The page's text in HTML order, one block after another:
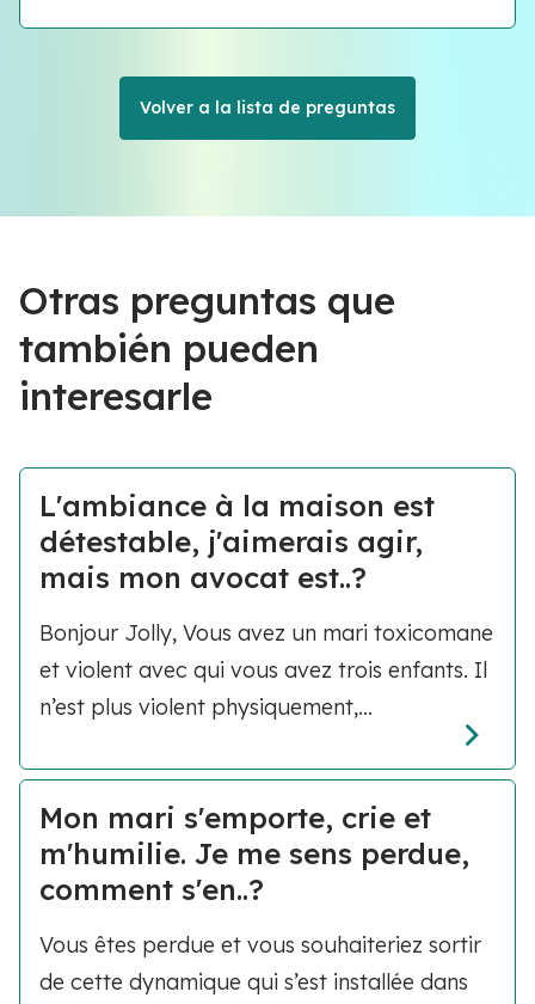
Volver a la lista de preguntas
Otras preguntas que
también pueden
interesarle
L'ambiance à la maison est
détestable, j'aimerais agir,
mais mon avocat est..?
Bonjour Jolly, Vous avez un mari toxicomane
et violent avec qui vous avez trois enfants. Il
n’est plus violent physiquement,...
Mon mari s'emporte, crie et
m'humilie. Je me sens perdue,
comment s'en..?
Vous êtes perdue et vous souhaiteriez sortir
de cette dynamique qui s’est installée dans